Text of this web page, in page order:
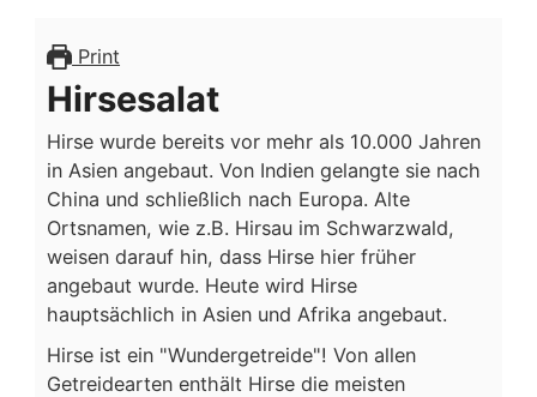
Print
Hirsesalat
Hirse wurde bereits vor mehr als 10.000 Jahren
in Asien angebaut. Von Indien gelangte sie nach
China und schließlich nach Europa. Alte
Ortsnamen, wie z.B. Hirsau im Schwarzwald,
weisen darauf hin, dass Hirse hier früher
angebaut wurde. Heute wird Hirse
hauptsächlich in Asien und Afrika angebaut.
Hirse ist ein "Wundergetreide"! Von allen
Getreidearten enthält Hirse die meisten